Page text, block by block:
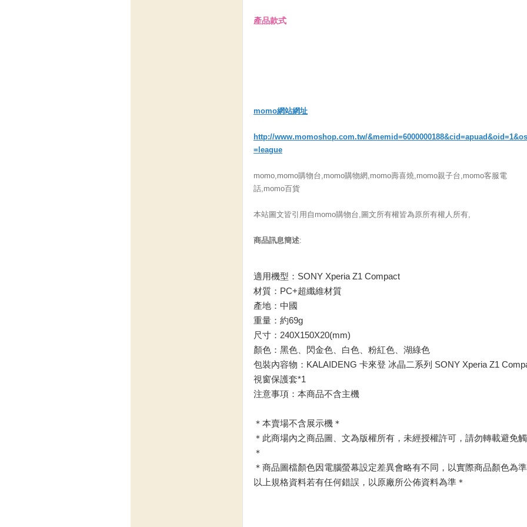
產品款式
momo網站網址
http://www.momoshop.com.tw/
=league
momo,momo購物台,momo購物網,momo壽喜燒,momo親子台,momo客服電
話,momo百貨
本站圖文皆引用自momo購物台,圖文所有權皆為原所有權人所有,
商品訊息簡述:
適用機型：SONY Xperia Z1 Compact
材質：PC+超纖維材質
產地：中國
重量：約69g
尺寸：240X150X20(mm)
顏色：黑色、閃金色、白色、粉紅色、湖綠色
包裝內容物：KALAIDENG 卡來登 冰晶二系列 SONY Xperia Z1
視窗保護套*1
注意事項：本商品不含主機
＊本賣場不含展示機＊
＊此商場內之商品圖、文為版權所有，未經授權許可，請勿轉載避免
＊
＊商品圖檔顏色因電腦螢幕設定差異會略有不同，以實際商品顏色為
以上規格資料若有任何錯誤，以原廠所公佈資料為準＊